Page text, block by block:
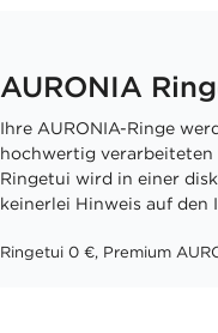
AURONIA
Ihre AURONIA-Ringe
hochwertig verarbeiteten
Ringetui wird in einer
keinerlei Hinweis auf
Ringetui 0 €, Premium